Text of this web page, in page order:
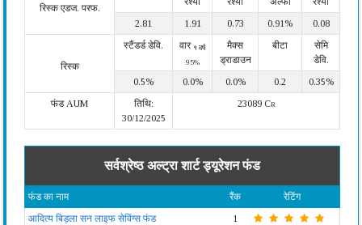
रिस्क एडज. परफ.
2.81
1.91 0.73 0.91% 0.08
रिस्क
स्टैंडर्ड डेवि. वार १ वर्ष
95%
मैक्स
ड्राडाउन
बीटा
सेमि
डेवि.
0.5%
0.0% 0.0% 0.2
0.35%
फंड AUM
तिथि:
30/12/2025
23089 Cr
सर्वश्रेष्ठ अल्ट्रा शार्ट ड्यूरेशन फंड
फंड का नाम रैंक
रेटिंग
आदित्य बिड़ला सन लाइफ सेविंग्स फंड
1